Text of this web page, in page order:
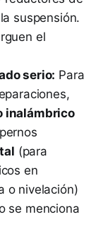
suspensión.
el
serio: Para
inalámbrico
(para
en
o nivelación)
se menciona